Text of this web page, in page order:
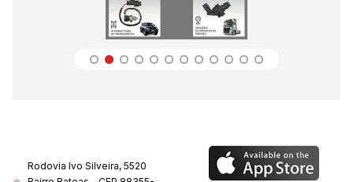
Rodovia Ivo Silveira, 5520